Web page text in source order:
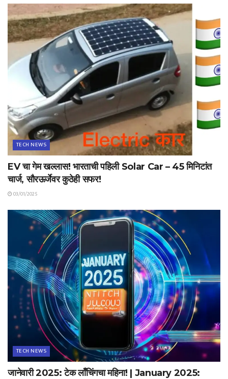
TECH NEWS
EV चा गेम खल्लास! भारताची पहिली Solar Car – 45 मिनिटांत
चार्ज, सौरऊर्जेवर कुठेही सफर!
03/01/2025
TECH NEWS
जानेवारी 2025: टेक लाँचिंगचा महिना! | January 2025: